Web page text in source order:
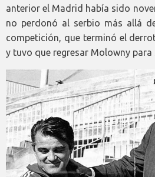
anterior el Madrid había sido
no perdonó al serbio más allá
competición, que terminó el
y tuvo que regresar Molowny para